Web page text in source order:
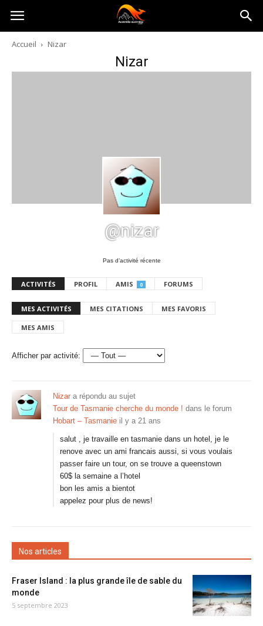
Australia-
australie.com
Accueil Nizar
Nizar
@nizar
Pas d’activité récente
ACTIVITÉS PROFIL AMIS 0 FORUMS
MES ACTIVITÉS MES CITATIONS MES FAVORIS
MES AMIS
Afficher par activité:
Nizar a répondu au sujet
Tour de Tasmanie cherche du monde ! dans le forum
Hobart – Tasmanie il y a 21 ans
salut , je travaille en tasmanie dans un hotel, je le
renove avec un ami francais aussi, si vous voulais
passer faire un tour, on se trouve a queenstown
60$ la semaine a l’hotel
bon les amis a bientot
appelez pour plus de news!
Nos articles
Fraser Island : la plus grande île de sable du
monde
5 septembre 2023